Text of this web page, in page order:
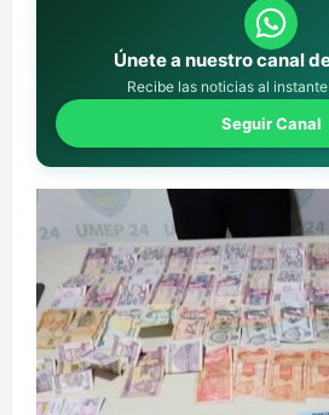
Únete a nuestro canal
Recibe las noticias al
Seguir Canal